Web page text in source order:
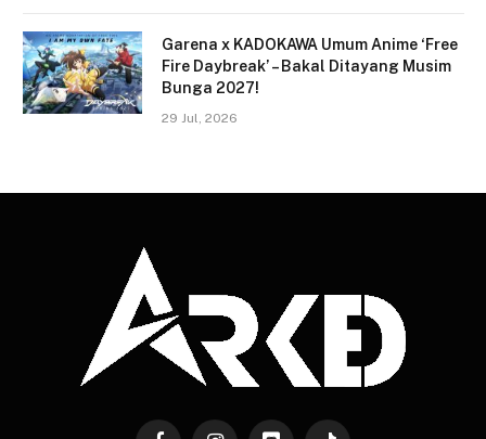
Garena x KADOKAWA Umum Anime ‘Free
Fire Daybreak’ – Bakal Ditayang Musim
Bunga 2027!
29 Jul, 2026